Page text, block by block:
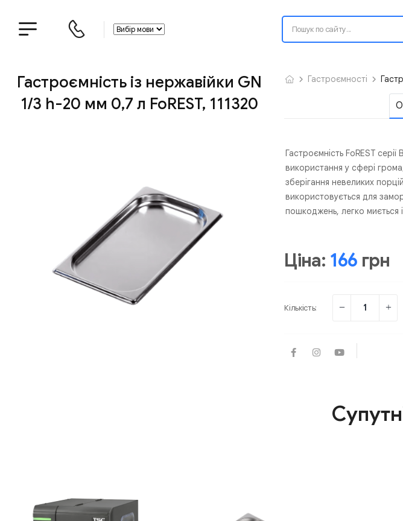
Гастроємність із нержавійки GN
1/3 h-20 мм 0,7 л FoREST, 111320
Гастроємності
Гастроємність FoREST
використання у сфері
зберігання невеликих
використовується для
пошкоджень, легко миється
Ціна: 166 грн
Кількість: